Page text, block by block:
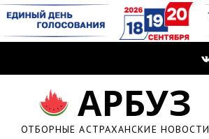
АРБУЗ
ОТБОРНЫЕ АСТРАХАНСКИЕ НОВОСТИ